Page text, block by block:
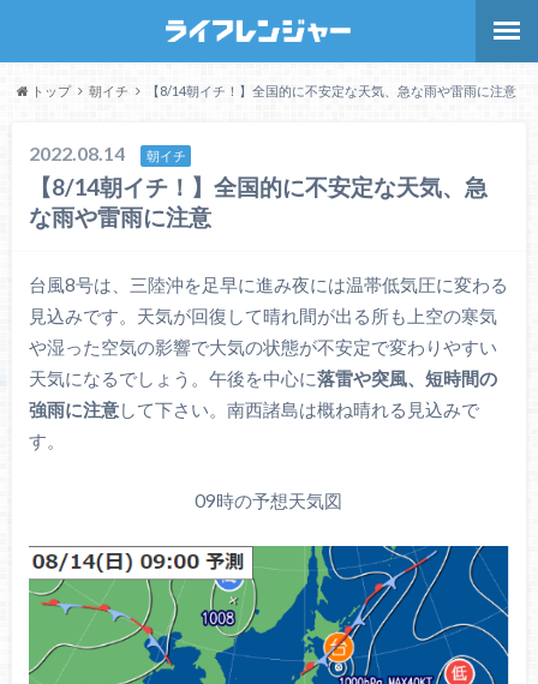
トップ 朝イチ 【8/14朝イチ！】全国的に不安定な天気、急な雨や雷雨に注意
2022.08.14 朝イチ
【8/14朝イチ！】全国的に不安定な天気、急
な雨や雷雨に注意
台風8号は、三陸沖を足早に進み夜には温帯低気圧に変わる
見込みです。天気が回復して晴れ間が出る所も上空の寒気
や湿った空気の影響で大気の状態が不安定で変わりやすい
天気になるでしょう。午後を中心に落雷や突風、短時間の
強雨に注意して下さい。南西諸島は概ね晴れる見込みで
す。
09時の予想天気図